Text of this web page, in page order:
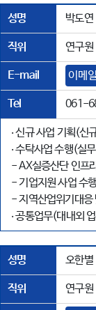
성명 박도연
직위 연구원
E-mail 이메
Tel 061-
‧ 신규 사업 기획(신
‧ 수탁사업 수행(실
- AX실증산단 인프
- 기업지원 사업 수행
- 지역산업위기대
‧ 공통업무(대내외
성명 오한별
직위 연구원